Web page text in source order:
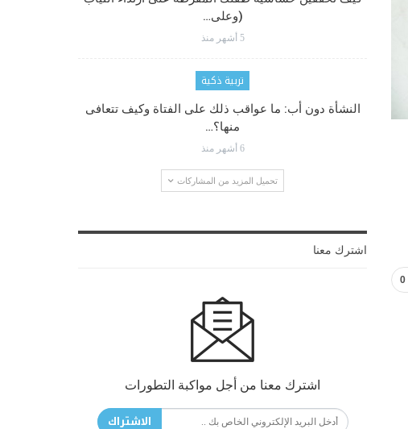
0
(وعلى…
5 أشهر منذ
تربية ذكية
النشأة دون أب: ما عواقب ذلك على الفتاة وكيف تتعافى
منها؟…
6 أشهر منذ
تحميل المزيد من المشاركات
اشترك معنا
اشترك معنا من أجل مواكبة التطورات
الاشتراك